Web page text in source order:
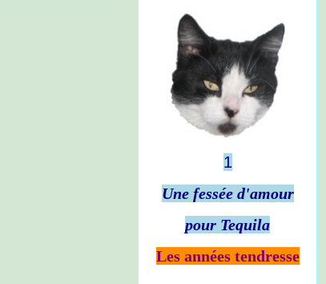
1
Une fessée d'amour
pour Tequila
Les années tendresse